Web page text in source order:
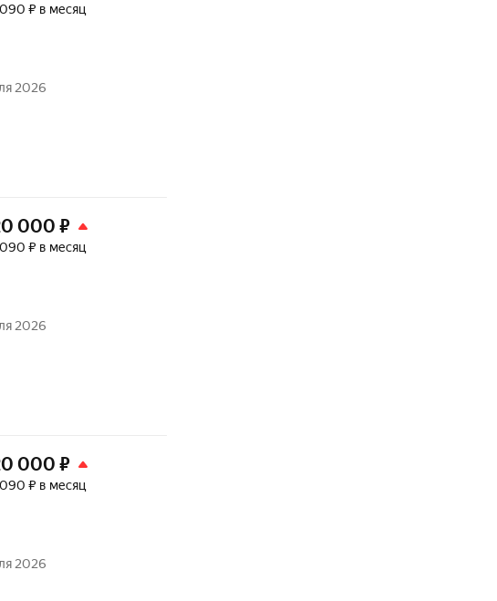
₽ в месяц
2026
000 ₽
₽ в месяц
2026
000 ₽
₽ в месяц
2026